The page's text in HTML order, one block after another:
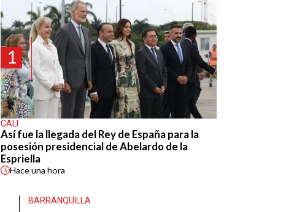
1
CALI
Así fue la llegada del Rey de España para la
posesión presidencial de Abelardo de la
Espriella
Haceuna hora
BARRANQUILLA